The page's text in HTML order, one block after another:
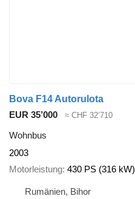
Bova F14 Autorulota
EUR 35’000
≈ CHF 32’710
Wohnbus
2003
Motorleistung 430 PS (316 kW)
Rumänien, Bihor